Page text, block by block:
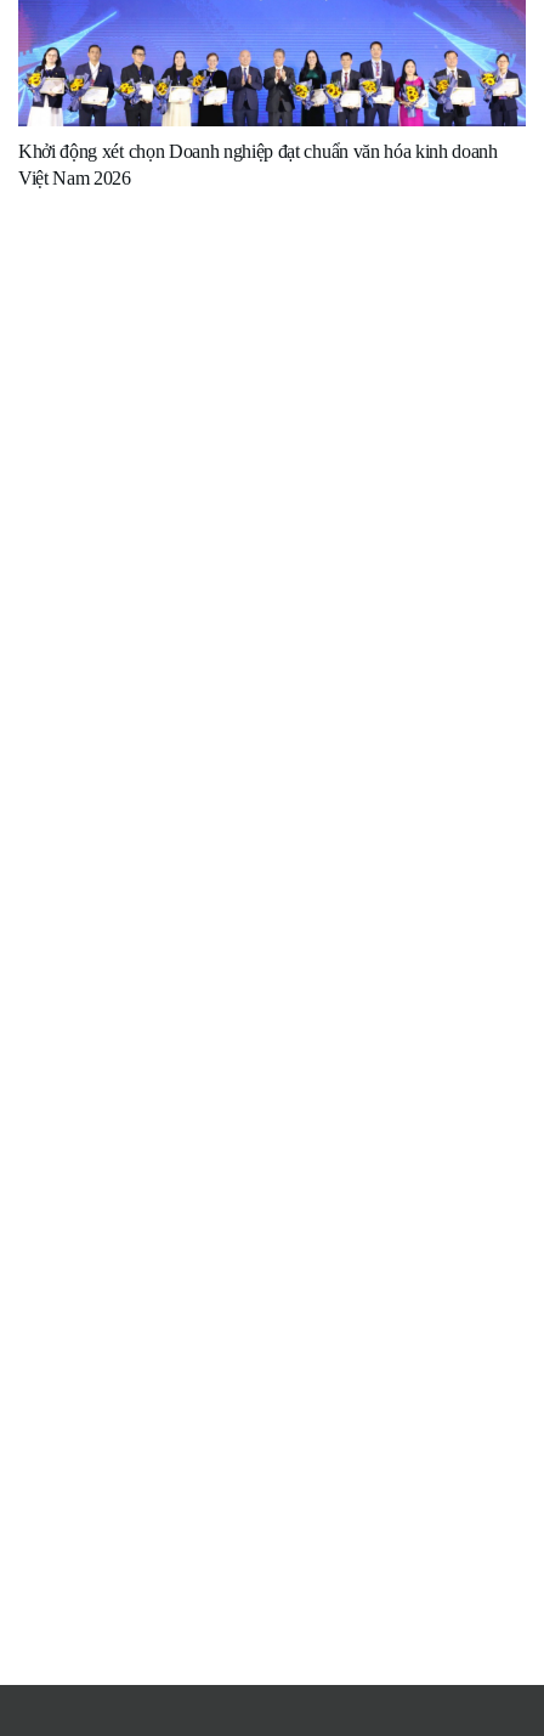
Khởi động xét chọn Doanh nghiệp đạt chuẩn văn hóa kinh doanh
Việt Nam 2026